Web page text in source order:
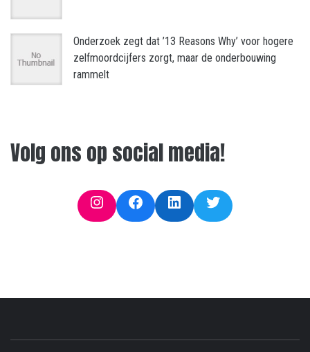
Onderzoek zegt dat ’13 Reasons Why’ voor hogere
zelfmoordcijfers zorgt, maar de onderbouwing
rammelt
Volg ons op social media!
InstagramFacebookLinkedInTwitter